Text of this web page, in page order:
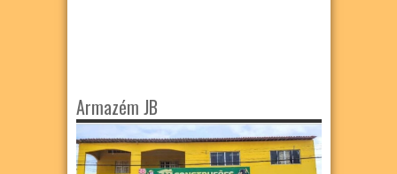
Armazém JB